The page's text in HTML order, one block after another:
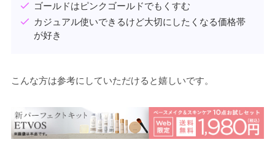
ゴールドはピンクゴールドでもくすむ
カジュアル使いできるけど大切にしたくなる価格帯
が好き
こんな方は参考にしていただけると嬉しいです。